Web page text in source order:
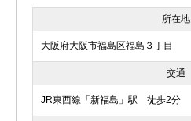
所在地
大阪府大阪市福島区福島３丁目
交通
JR東西線「新福島」駅 徒歩2分